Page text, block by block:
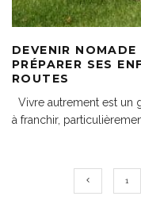
DEVENIR
PRÉPARER SES
ROUTES
Vivre autrement est un
à franchir,
1